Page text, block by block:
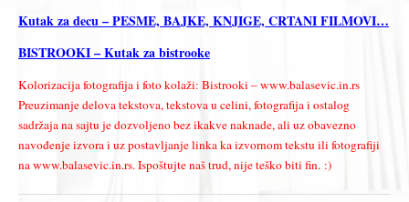
Kutak za decu – PESME, BAJKE, KNJIGE, CRTANI FILMOVI…
BISTROOKI – Kutak za bistrooke
Kolorizacija fotografija i foto kolaži: Bistrooki – www.balasevic.in.rs
Preuzimanje delova tekstova, tekstova u celini, fotografija i ostalog
sadržaja na sajtu je dozvoljeno bez ikakve naknade, ali uz obavezno
navođenje izvora i uz postavljanje linka ka izvornom tekstu ili fotografiji
na www.balasevic.in.rs. Ispoštujte naš trud, nije teško biti fin. :)